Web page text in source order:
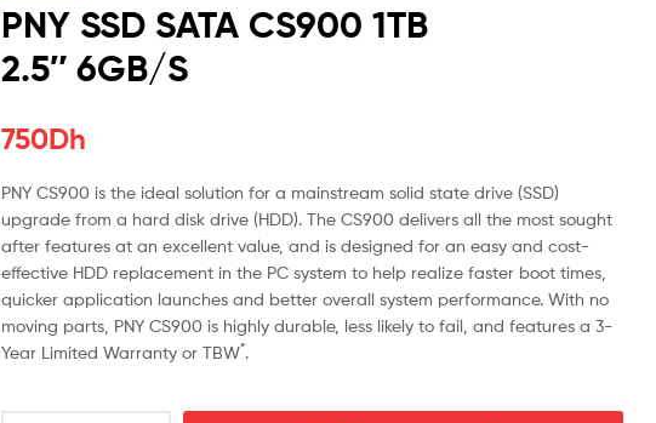
PNY SSD SATA CS900 1TB
2.5″ 6GB/S
750Dh
PNY CS900 is the ideal solution for a mainstream solid state drive (SSD)
upgrade from a hard disk drive (HDD). The CS900 delivers all the most sought
after features at an excellent value, and is designed for an easy and cost-
effective HDD replacement in the PC system to help realize faster boot times,
quicker application launches and better overall system performance. With no
moving parts, PNY CS900 is highly durable, less likely to fail, and features a 3-
Year Limited Warranty or TBW*.